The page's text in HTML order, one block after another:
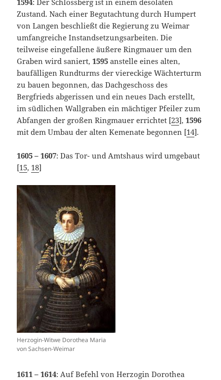
Zustand. Nach einer Begutachtung durch Humpert
von Langen beschließt die Regierung zu Weimar
umfangreiche Instandsetzungsarbeiten. Die
teilweise eingefallene äußere Ringmauer um den
Graben wird saniert,1595 anstelle eines alten,
baufälligen Rundturms der viereckige Wächterturm
zu bauen begonnen, das Dachgeschoss des
Bergfrieds abgerissen und ein neues Dach erstellt,
im südlichen Wallgraben ein mächtiger Pfeiler zum
Abfangen der großen Ringmauer errichtet [23],1596
mit dem Umbau der alten Kemenate begonnen [14].
1605 – 1607: Das Tor- und Amtshaus wird umgebaut
[15, 18]
Herzogin-Witwe Dorothea Maria
von Sachsen-Weimar
1611 – 1614: Auf Befehl von Herzogin Dorothea